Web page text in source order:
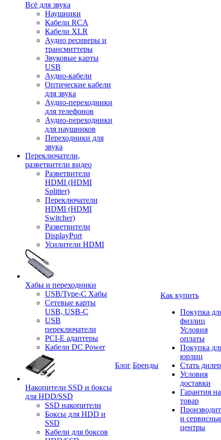
Всё для звука
Наушники
Кабели RCA
Кабели XLR
Аудио ресиверы и
трансмиттеры
Звуковые карты
USB
Аудио-кабели
Оптические кабели
для звука
Аудио-переходники
для телефонов
Аудио-переходники
для наушников
Переходники для
звука
Переключатели,
разветвители видео
Разветвители
HDMI (HDMI
Splitter)
Переключатели
HDMI (HDMI
Switcher)
Разветвители
DisplayPort
Усилители HDMI
Хабы и переходники
USB/Type-C Хабы
Сетевые карты
USB, USB-C
USB
переключатели
PCI-E адаптеры
Кабели DC Power
Накопители SSD и боксы
для HDD/SSD
SSD накопители
Боксы для HDD и
SSD
Кабели для боксов
Блог Бренды
Как купить
Покупка
физлиц
Условия
оплаты
Покупка
юрлиц
Стать
Условия
доставки
Гарантия на
товар
и
центры